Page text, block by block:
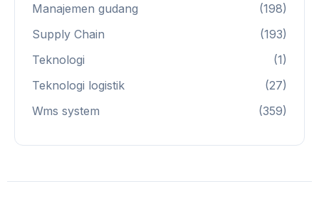
Manajemen gudang
(198)
Supply Chain
(193)
Teknologi
(1)
Teknologi logistik
(27)
Wms system
(359)